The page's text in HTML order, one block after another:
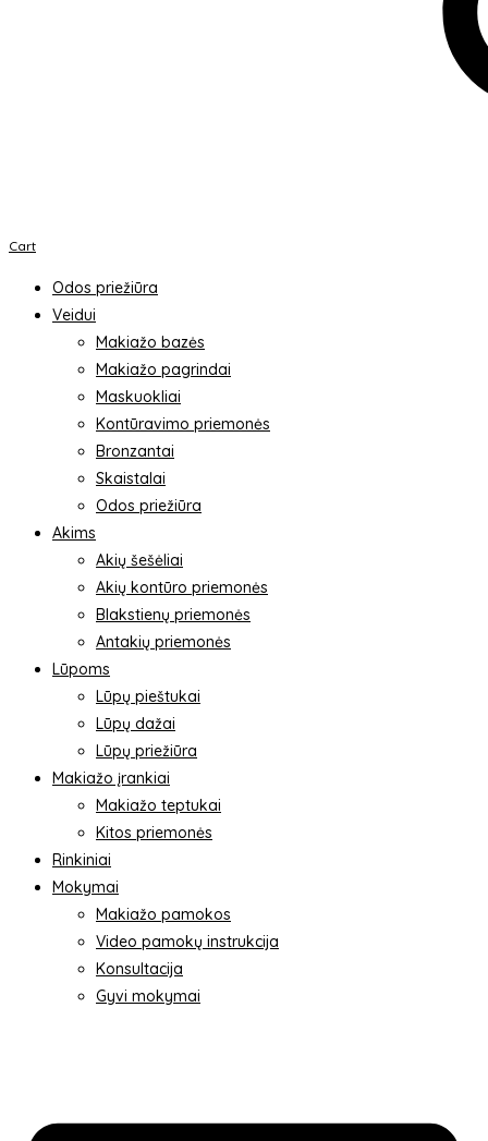
Cart
Odos priežiūra
Veidui
Makiažo bazės
Makiažo pagrindai
Maskuokliai
Kontūravimo priemonės
Bronzantai
Skaistalai
Odos priežiūra
Akims
Akių šešėliai
Akių kontūro priemonės
Blakstienų priemonės
Antakių priemonės
Lūpoms
Lūpų pieštukai
Lūpų dažai
Lūpų priežiūra
Makiažo įrankiai
Makiažo teptukai
Kitos priemonės
Rinkiniai
Mokymai
Makiažo pamokos
Video pamokų instrukcija
Konsultacija
Gyvi mokymai